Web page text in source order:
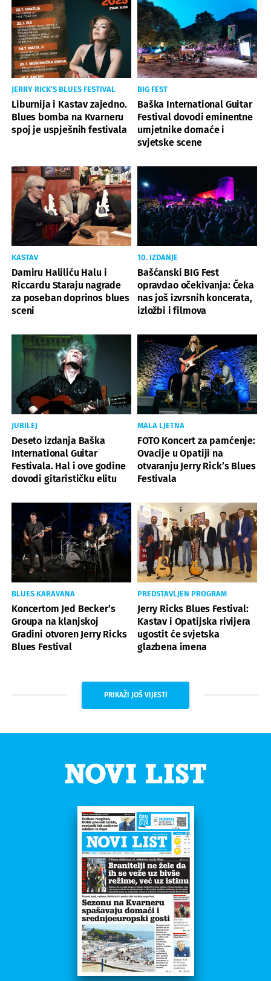
JERRY RICK’S BLUES FESTIVAL
Liburnija i Kastav zajedno.
Blues bomba na Kvarneru
spoj je uspješnih festivala
BIG FEST
Baška International Guitar
Festival dovodi eminentne
umjetnike domaće i
svjetske scene
KASTAV
Damiru Haliliću Halu i
Riccardu Staraju nagrade
za poseban doprinos blues
sceni
10. IZDANJE
Bašćanski BIG Fest
opravdao očekivanja: Čeka
nas još izvrsnih koncerata,
izložbi i filmova
JUBILEJ
Deseto izdanja Baška
International Guitar
Festivala. Hal i ove godine
dovodi gitarističku elitu
MALA LJETNA
FOTO Koncert za pamćenje:
Ovacije u Opatiji na
otvaranju Jerry Rick’s Blues
Festivala
BLUES KARAVANA
Koncertom Jed Becker’s
Groupa na klanjskoj
Gradini otvoren Jerry Ricks
Blues Festival
PREDSTAVLJEN PROGRAM
Jerry Ricks Blues Festival:
Kastav i Opatijska rivijera
ugostit će svjetska
glazbena imena
PRIKAŽI JOŠ VIJESTI